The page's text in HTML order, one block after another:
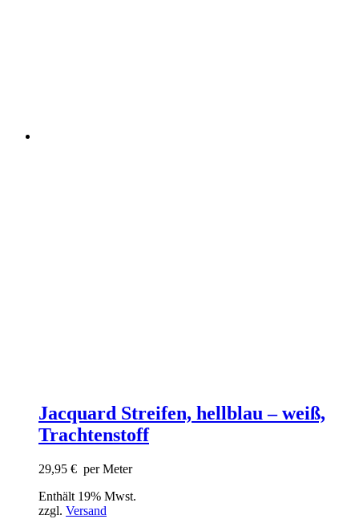
Jacquard Streifen, hellblau – weiß,
Trachtenstoff
29,95 € per Meter
Enthält 19% Mwst.
zzgl. Versand